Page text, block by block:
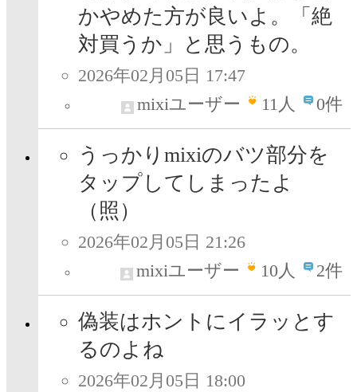
かやめた方が良いよ。「絶
対買うか」と思うもの。
2026年02月05日 17:47
mixiユーザー
11人 0件
うっかりmixiのバツ部分を
タップしてしまったよ
（照）
2026年02月05日 21:26
mixiユーザー
10人 2件
偽装はホントにイラッとす
るのよね
2026年02月05日 18:00